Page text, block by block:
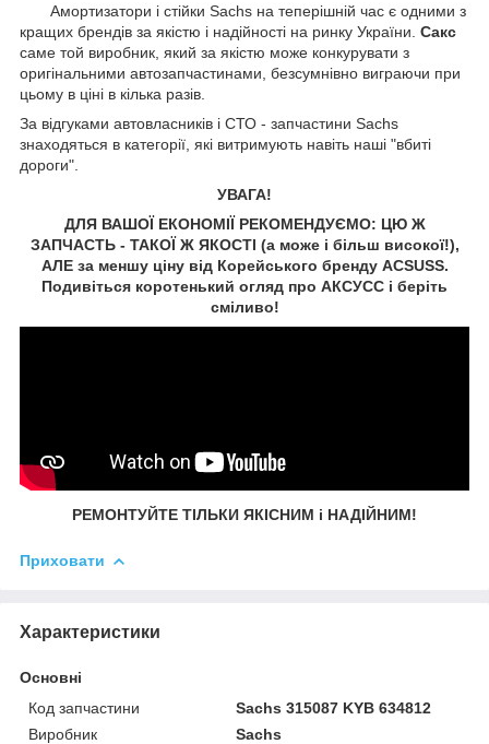
Амортизатори і стійки Sachs на теперішній час є одними з
кращих брендів за якістю і надійності на ринку України. Сакс
саме той виробник, який за якістю може конкурувати з
оригінальними автозапчастинами, безсумнівно виграючи при
цьому в ціні в кілька разів.
За відгуками автовласників і СТО - запчастини Sachs
знаходяться в категорії, які витримують навіть наші "вбиті
дороги".
УВАГА!
ДЛЯ ВАШОЇ ЕКОНОМІЇ РЕКОМЕНДУЄМО: ЦЮ Ж
ЗАПЧАСТЬ - ТАКОЇ Ж ЯКОСТІ (а може і більш високої!),
АЛЕ за меншу ціну від Корейського бренду ACSUSS.
Подивіться коротенький огляд про АКСУСС і беріть
сміливо!
РЕМОНТУЙТЕ ТІЛЬКИ ЯКІСНИМ і НАДІЙНИМ!
Приховати
Характеристики
Основні
Код запчастини
Sachs 315087 KYB 634812
Виробник
Sachs